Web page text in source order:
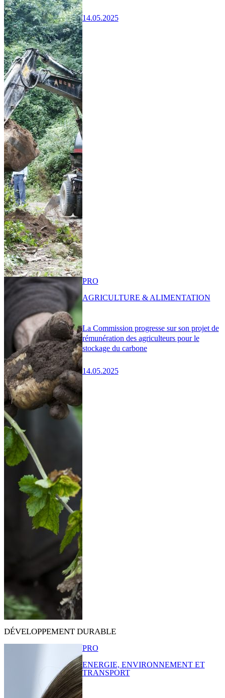
14.05.2025
La Commission progresse sur son projet de
rémunération des agriculteurs pour le
stockage du carbone
14.05.2025
PRO
AGRICULTURE & ALIMENTATION
DÉVELOPPEMENT DURABLE
PRO
ENERGIE, ENVIRONNEMENT ET
TRANSPORT